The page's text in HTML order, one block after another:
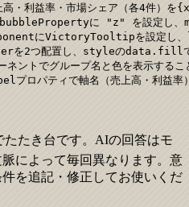
・利益率・市場シェア（各4件）
に "z" を設定し、
にVictoryTooltipを設定し、
2つ配置し、styleのdata.fillで事
トでグループ名と色を表示するこ
パティで軸名（売上高・利益率
たき台です。AIの回答はモ
によって毎回異なります。意
を追記・修正してお使いくだ